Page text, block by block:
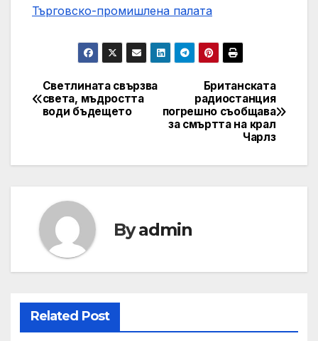
Търговско-промишлена палaта
Post
navigation
Британската
радиостанция
погрешно съобщава
за смъртта на крал
Чарлз
Светлината свързва
света, мъдростта
води бъдещето
Byadmin
Related Post